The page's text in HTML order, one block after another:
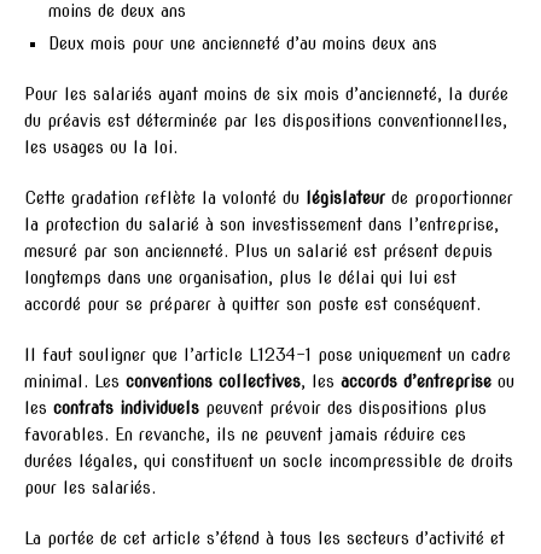
moins de deux ans
Deux mois pour une ancienneté d’au moins deux ans
Pour les salariés ayant moins de six mois d’ancienneté, la durée
du préavis est déterminée par les dispositions conventionnelles,
les usages ou la loi.
Cette gradation reflète la volonté du législateur de proportionner
la protection du salarié à son investissement dans l’entreprise,
mesuré par son ancienneté. Plus un salarié est présent depuis
longtemps dans une organisation, plus le délai qui lui est
accordé pour se préparer à quitter son poste est conséquent.
Il faut souligner que l’article L1234-1 pose uniquement un cadre
minimal. Les conventions collectives, les accords d’entreprise ou
les contrats individuels peuvent prévoir des dispositions plus
favorables. En revanche, ils ne peuvent jamais réduire ces
durées légales, qui constituent un socle incompressible de droits
pour les salariés.
La portée de cet article s’étend à tous les secteurs d’activité et